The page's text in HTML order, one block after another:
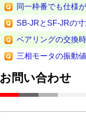
同一枠番でも仕様
SB-JRとSF-JRの
ベアリングの交換
三相モータの振動
お問い合わせ